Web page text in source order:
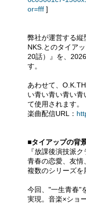
or=fff ]
弊社が運営する
NKS.とのタイア
20話）』を、
す。
あわせて、
い青い青い青い
て使用されます。
楽曲配信URL：
■タイアップの背
『放課後演技派
青春の恋愛、友情
複数のシリーズを
今回、"一生青春"
実現。音楽×ショ